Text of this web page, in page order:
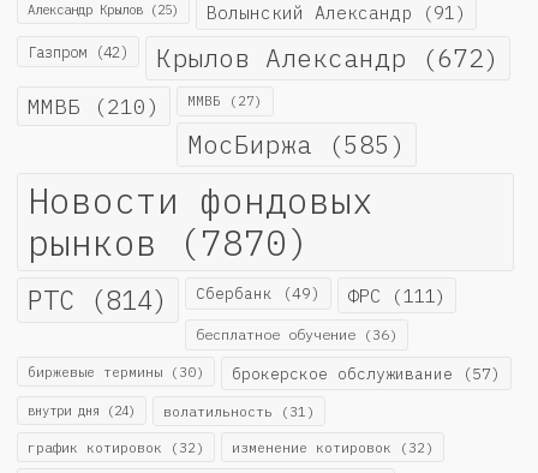
Александр Крылов (25) Волынский Александр (91)
Газпром (42) Крылов Александр (672)
ММВБ (210) ММВБ (27)
МосБиржа (585)
Новости фондовых
рынков (7870)
РТС (814) Сбербанк (49) ФРС (111)
бесплатное обучение (36)
биржевые термины (30) брокерское обслуживание (57)
внутри дня (24) волатильность (31)
график котировок (32) изменение котировок (32)